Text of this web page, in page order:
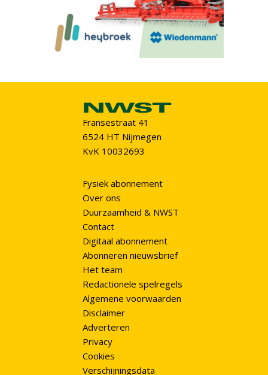
Fransestraat 41
6524 HT Nijmegen
KvK 10032693
Fysiek abonnement
Over ons
Duurzaamheid & NWST
Contact
Digitaal abonnement
Abonneren nieuwsbrief
Het team
Redactionele spelregels
Algemene voorwaarden
Disclaimer
Adverteren
Privacy
Cookies
Verschijningsdata